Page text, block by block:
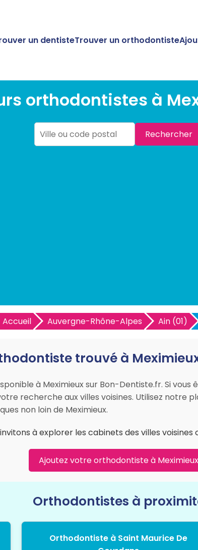
un dentisteTrouver un orthodontiste
orthodontistes à
Rechercher
Accueil Auvergne-Rhône-Alpes Ain (01)
trouvé à
à Meximieux sur Bon-Dentiste.fr. Si
recherche aux villes voisines. Utilisez
non loin de Meximieux.
à explorer les cabinets des villes
Ajoutez votre orthodontiste à Meximieux
Orthodontistes à
Orthodontiste à Saint Maurice De